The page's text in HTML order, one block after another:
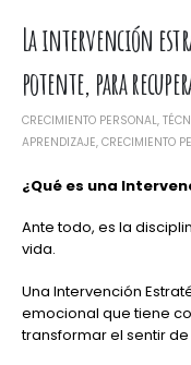
La intervención
potente, para
CRECIMIENTO PERSONAL,
APRENDIZAJE, CRECIMIENTO
¿Qué es una
Ante todo, es la
vida.
Una Intervención
emocional que tiene
transformar el sentir